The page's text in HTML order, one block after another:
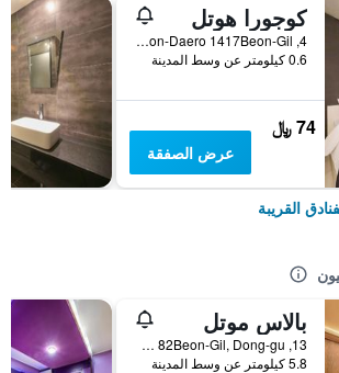
كوجورا هوتل
4, Gyeongwon-Daero 1417Beon-Gil, إنشيون, كوريا الجنوبية
0.6 كيلومتر عن وسط المدينة
74 ﷼
عرض الصفقة
القريبة
بالاس موتل
13, Songnim-ro 82Beon-Gil, Dong-gu, إنشيون, كوريا الجنوبية
5.8 كيلومتر عن وسط المدينة